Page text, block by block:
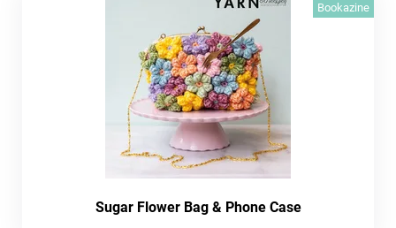
Bookazine
Sugar Flower Bag & Phone Case